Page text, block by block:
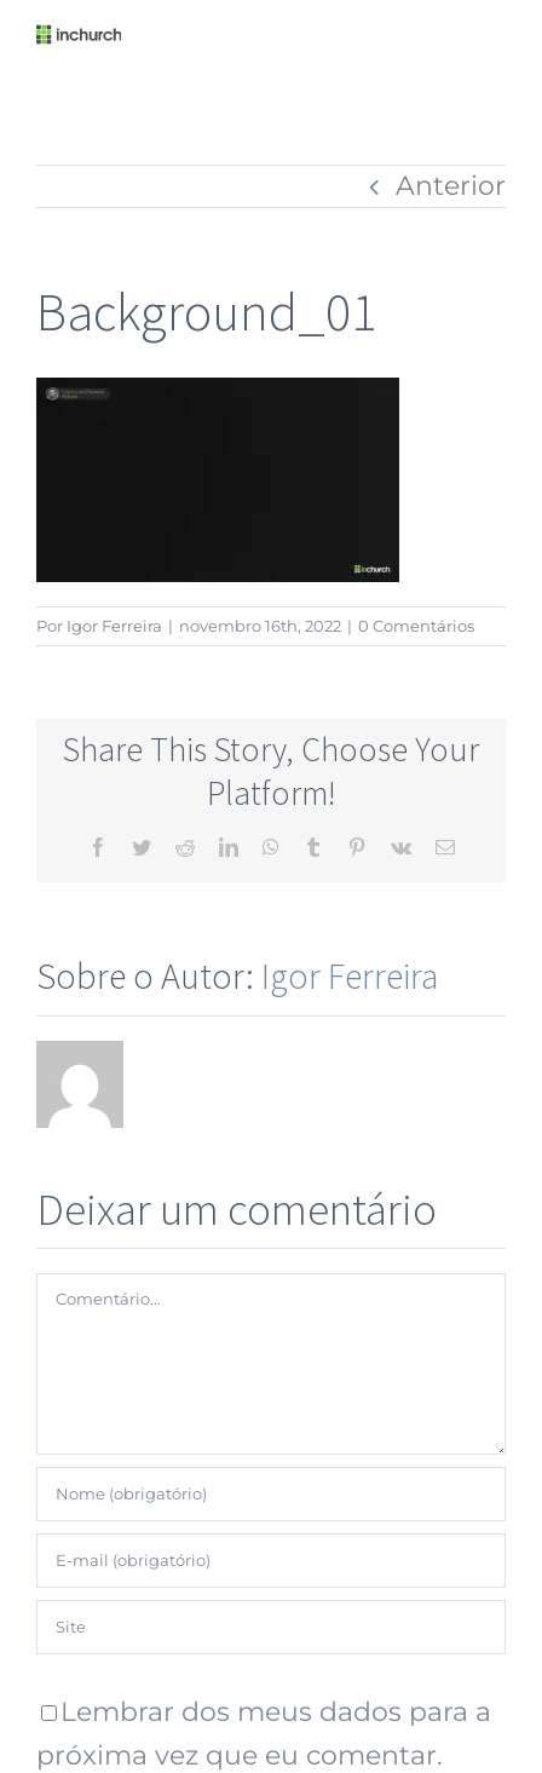
Anterior
Background_01
Por Igor Ferreira | novembro 16th, 2022 | 0 Comentários
Share This Story, Choose Your
Platform!
Sobre o Autor: Igor Ferreira
Deixar um comentário
Lembrar dos meus dados para a
próxima vez que eu comentar.